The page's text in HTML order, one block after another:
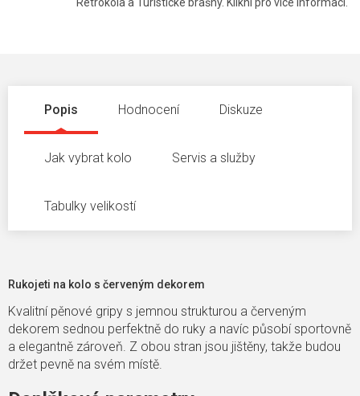
Popis Hodnocení Diskuze
Jak vybrat kolo Servis a služby
Tabulky velikostí
Rukojeti na kolo s červeným dekorem
Kvalitní pěnové gripy s jemnou strukturou a červeným
dekorem sednou perfektně do ruky a navíc působí sportovně
a elegantně zároveň. Z obou stran jsou jištěny, takže budou
držet pevně na svém místě.